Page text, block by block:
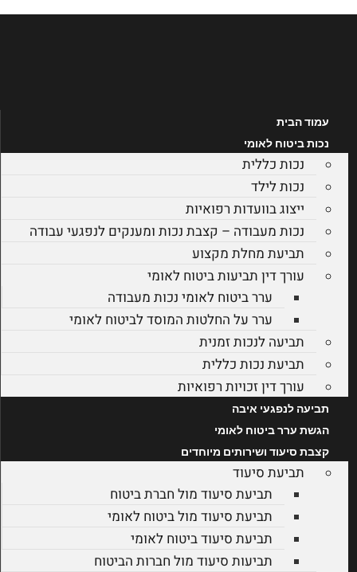
עמוד הבית
נכות ביטוח לאומי
נכות כללית
נכות לילד
ייצוג בוועדות רפואיות
נכות מעבודה – קצבת נכות ומענקים לנפגעי עבודה
תביעת מחלת מקצוע
עורך דין תביעות ביטוח לאומי
ערר ביטוח לאומי נכות מעבודה
ערר על החלטות המוסד לביטוח לאומי
תביעה לנכות זמנית
תביעת נכות כללית
עורך דין זכויות רפואיות
תביעה לנפגעי איבה
הגשת ערר ביטוח לאומי
קצבת סיעוד ושירותים מיוחדים
תביעת סיעוד
תביעת סיעוד מול חברת ביטוח
תביעת סיעוד מול ביטוח לאומי
תביעת סיעוד ביטוח לאומי
תביעות סיעוד מול חברות הביטוח